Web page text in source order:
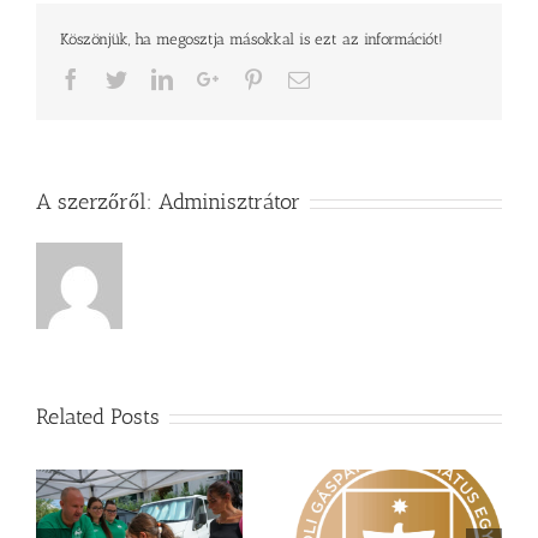
Köszönjük, ha megosztja másokkal is ezt az információt!
Facebook
TwitterLinkedInGoogle+PinterestEmail
A szerzőről: Adminisztrátor
Related Posts